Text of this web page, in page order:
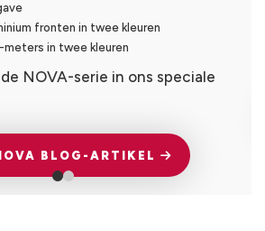
fronten in twee kleuren
meters in twee kleuren
NOVA-serie in ons speciale
BLOG-ARTIKEL